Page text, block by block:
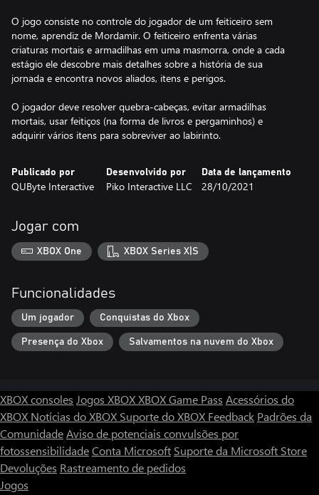
O jogo consiste no controle do jogador de um feiticeiro sem
nome, aprendiz de Mordamir. O feiticeiro enfrenta várias
criaturas mortais e armadilhas em uma masmorra, onde a cada
estágio ele descobre mais detalhes sobre a história de sua
jornada e encontra novos aliados, itens e perigos.
O jogador deve resolver quebra-cabeças, evitar armadilhas
mortais, usar feitiços (na forma de livros e pergaminhos) e
adquirir vários itens para sobreviver ao labirinto.
Publicado por
QUByte Interactive
Desenvolvido por
Piko Interactive LLC
Data de lançamento
28/10/2021
Jogar com
XBOX One XBOX Series X|S
Funcionalidades
Um jogador Conquistas do Xbox
Presença do Xbox Salvamentos na nuvem do Xbox
XBOX consoles Jogos XBOXXBOX Game Pass Acessórios do
XBOX Notícias do XBOX Suporte do XBOX Feedback Padrões da
ComunidadeAviso de potenciais convulsões por
fotossensibilidadeConta Microsoft Suporte da Microsoft Store
Devoluções Rastreamento de pedidos
Jogos